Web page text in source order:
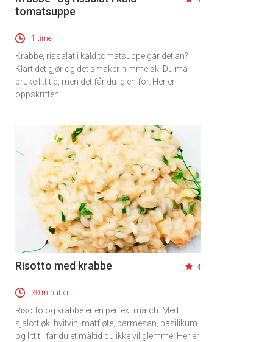
tomatsuppe
1 time
Krabbe, rissalat i kald tomatsuppe går det an?
Klart det gjør og det smaker himmelsk. Du må
bruke litt tid, men det får du igjen for. Her er
oppskriften.
Risotto med krabbe 4
30 minutter
Risotto og krabbe er en perfekt match. Med
sjalottløk, hvitvin, matfløte, parmesan, basilikum
og litt til får du et måltid du ikke vil glemme. Her er